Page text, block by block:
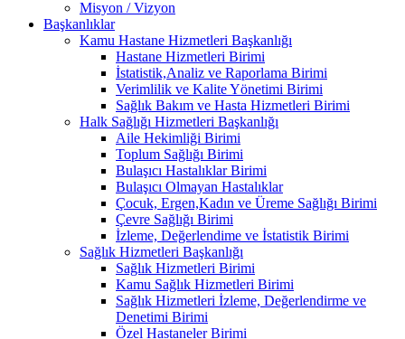
Misyon / Vizyon
Başkanlıklar
Kamu Hastane Hizmetleri Başkanlığı
Hastane Hizmetleri Birimi
İstatistik,Analiz ve Raporlama Birimi
Verimlilik ve Kalite Yönetimi Birimi
Sağlık Bakım ve Hasta Hizmetleri Birimi
Halk Sağlığı Hizmetleri Başkanlığı
Aile Hekimliği Birimi
Toplum Sağlığı Birimi
Bulaşıcı Hastalıklar Birimi
Bulaşıcı Olmayan Hastalıklar
Çocuk, Ergen,Kadın ve Üreme Sağlığı Birimi
Çevre Sağlığı Birimi
İzleme, Değerlendime ve İstatistik Birimi
Sağlık Hizmetleri Başkanlığı
Sağlık Hizmetleri Birimi
Kamu Sağlık Hizmetleri Birimi
Sağlık Hizmetleri İzleme, Değerlendirme ve
Denetimi Birimi
Özel Hastaneler Birimi